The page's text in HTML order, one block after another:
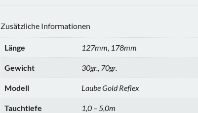
Zusätzliche Informationen
Länge 127mm, 178mm
Gewicht 30gr., 70gr.
Modell Laube Gold Reflex
Tauchtiefe 1,0 – 5,0m